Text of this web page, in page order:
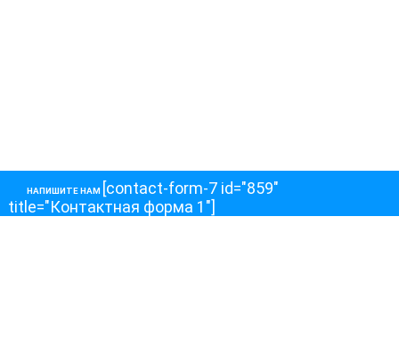
НАПИШИТЕ НАМ [contact-form-7 id="859"
title="Контактная форма 1"]